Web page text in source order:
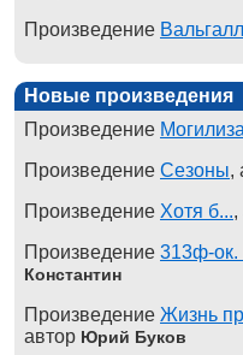
Произведение
Новые произведения
Произведение
Произведение Сезоны,
Произведение Хотя б...,
Произведение 313ф-ок.
Константин
Произведение Жизнь
автор Юрий Буков